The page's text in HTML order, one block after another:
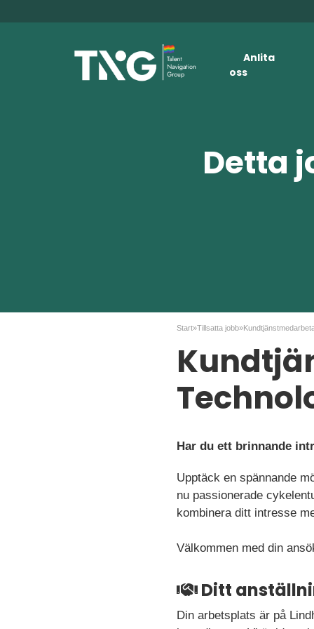
Anlita
oss
Detta
Start»Tillsatta jobb»
Har du ett brinnande
Upptäck en spännande
nu passionerade
kombinera ditt intresse
Välkommen med din
Ditt
Din arbetsplats är på